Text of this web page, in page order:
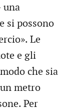
una
si possono
Le
e gli
che sia
metro
Per